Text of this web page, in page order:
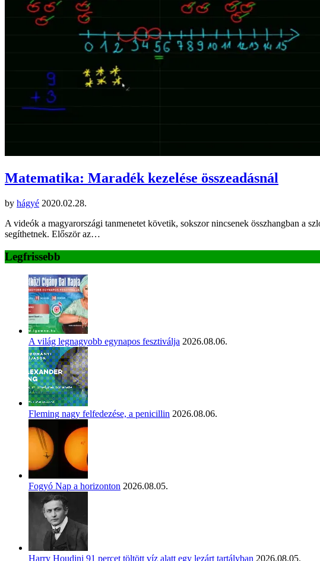
Matematika: Maradék kezelése összeadásnál
by hágyé 2020.02.28.
A videók a magyarországi tanmenetet követik, sokszor nincsenek összhangban a
segíthetnek. Először az…
Legfrissebb
A világ legnagyobb egynapos fesztiválja 2026.08.06.
Fleming nagy felfedezése, a penicillin 2026.08.06.
Fogyó Nap a horizonton 2026.08.05.
Harry Houdini 91 percet töltött víz alatt egy lezárt tartályban 2026.08.05.